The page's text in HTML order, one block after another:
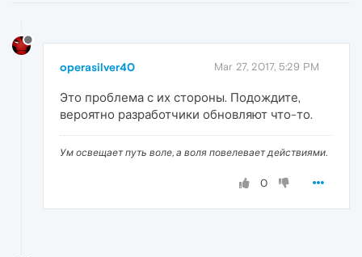
operasilver40 Mar 27, 2017, 5:29 PM
Это проблема с их стороны. Подождите,
вероятно разработчики обновляют что-то.
Ум освещает путь воле, а воля повелевает действиями.
0